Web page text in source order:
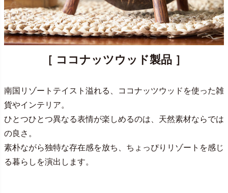
［ ココナッツウッド製品 ］
南国リゾートテイスト溢れる、ココナッツウッドを使った雑
貨やインテリア。
ひとつひとつ異なる表情が楽しめるのは、天然素材ならでは
の良さ。
素朴ながら独特な存在感を放ち、ちょっぴりリゾートを感じ
る暮らしを演出します。